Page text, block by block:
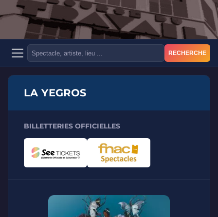
RECHERCHE
LA YEGROS
BILLETTERIES OFFICIELLES